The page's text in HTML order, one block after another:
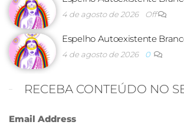
4 de agosto de 2026 Off
Espelho Autoexistente
4 de agosto de 2026 0
RECEBA CONTEÚDO NO
Email Address